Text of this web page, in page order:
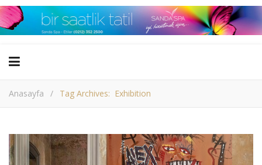
Anasayfa / Tag Archives: Exhibition